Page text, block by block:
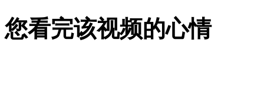
您看完该视频的心情